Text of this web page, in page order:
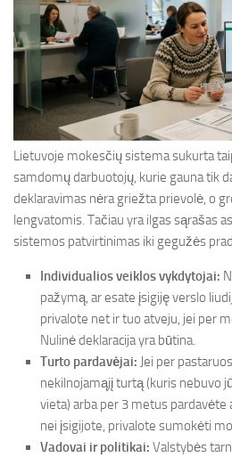
Lietuvoje mokesčių sistema sukurta
samdomų darbuotojų, kurie gauna tik
deklaravimas nėra griežta prievolė, o
lengvatomis. Tačiau yra ilgas sąrašas
sistemos patvirtinimas iki gegužės
Individualios veiklos vykdytojai:
pažymą, ar esate įsigiję verslo
privalote net ir tuo atveju, jei per
Nulinė deklaracija yra būtina.
Turto pardavėjai: Jei per
nekilnojamąjį turtą (kuris nebuvo
vieta) arba per 3 metus
nei įsigijote, privalote sumokėti
Vadovai ir politikai: Valstybės